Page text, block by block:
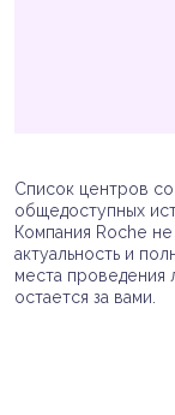
Список центров
общедоступных
Компания Roche
актуальность и
места проведения
остается за вами.